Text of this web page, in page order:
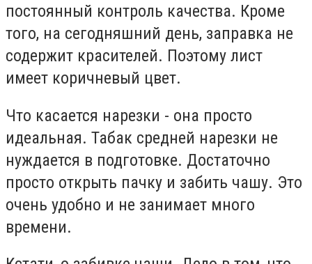
постоянный контроль качества. Кроме
того, на сегодняшний день, заправка не
содержит красителей. Поэтому лист
имеет коричневый цвет.
Что касается нарезки - она просто
идеальная. Табак средней нарезки не
нуждается в подготовке. Достаточно
просто открыть пачку и забить чашу. Это
очень удобно и не занимает много
времени.